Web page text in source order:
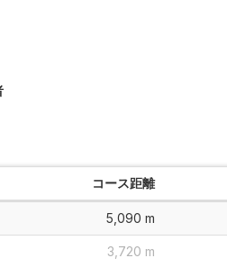
コース距離
5,090 m
3,720 m